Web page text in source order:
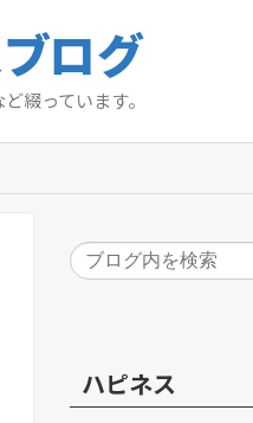
ログ
綴っています。
ハピネス